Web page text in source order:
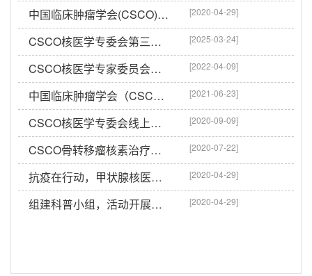
中国临床肿瘤学会(CSCO)核医学专家委员会成立 [2020-04-29]
CSCO核医学专委会第三届换届会议顺利召开 [2025-03-24]
CSCO核医学专家委员会换届会议顺利召开 [2022-04-09]
中国临床肿瘤学会（CSCO）核医学专家委员会徐州站巡讲成功举办 [2021-06-23]
CSCO核医学专委会线上召开2020工作会议 [2020-09-09]
CSCO骨转移瘤核素治疗专家共识完成线上启动 [2020-07-22]
抗疫在行动，甲状腺核医学顶级专家团上线义诊助力术后患者安全诊疗 [2020-04-29]
组建科普小组，活动开展在即 [2020-04-29]